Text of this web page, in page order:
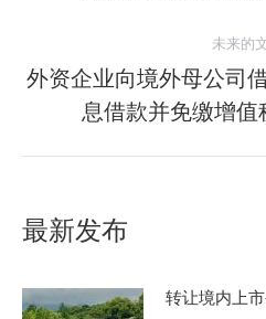
未来的
外资企业向境外母公司
息借款并免缴增
最新发布
转让境内上